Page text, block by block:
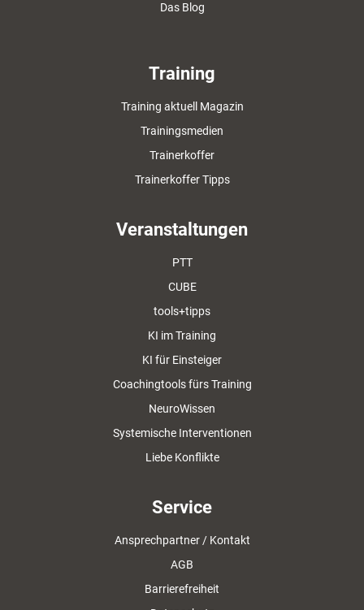
Das Blog
Training
Training aktuell Magazin
Trainingsmedien
Trainerkoffer
Trainerkoffer Tipps
Veranstaltungen
PTT
CUBE
tools+tipps
KI im Training
KI für Einsteiger
Coachingtools fürs Training
NeuroWissen
Systemische Interventionen
Liebe Konflikte
Service
Ansprechpartner / Kontakt
AGB
Barrierefreiheit